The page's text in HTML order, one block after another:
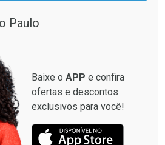
Paulo
Baixe o APP e confira
ofertas e descontos
exclusivos para você!